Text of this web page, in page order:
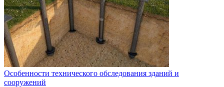
Особенности технического обследования зданий и
сооружений